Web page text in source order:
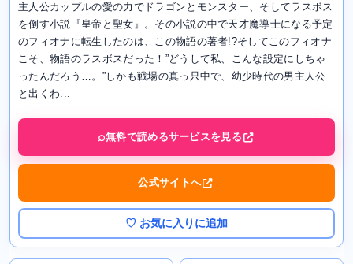
主人公カップルの愛の力でドラゴンとモンスター、そしてラスボス
を倒す小説『皇帝と聖女』。その小説の中で天才魔導士になる予定
のフィオナに転生したのは、この物語の著者!?そしてこのフィオナ
こそ、物語のラスボスだった！”どうして私、こんな設定にしちゃ
ったんだろう…。”しかも戦場の真っ只中で、幼少時代の男主人公
と出くわ...
無料で読めるサービスを見る
公式サイトへ
♡ お気に入りに追加